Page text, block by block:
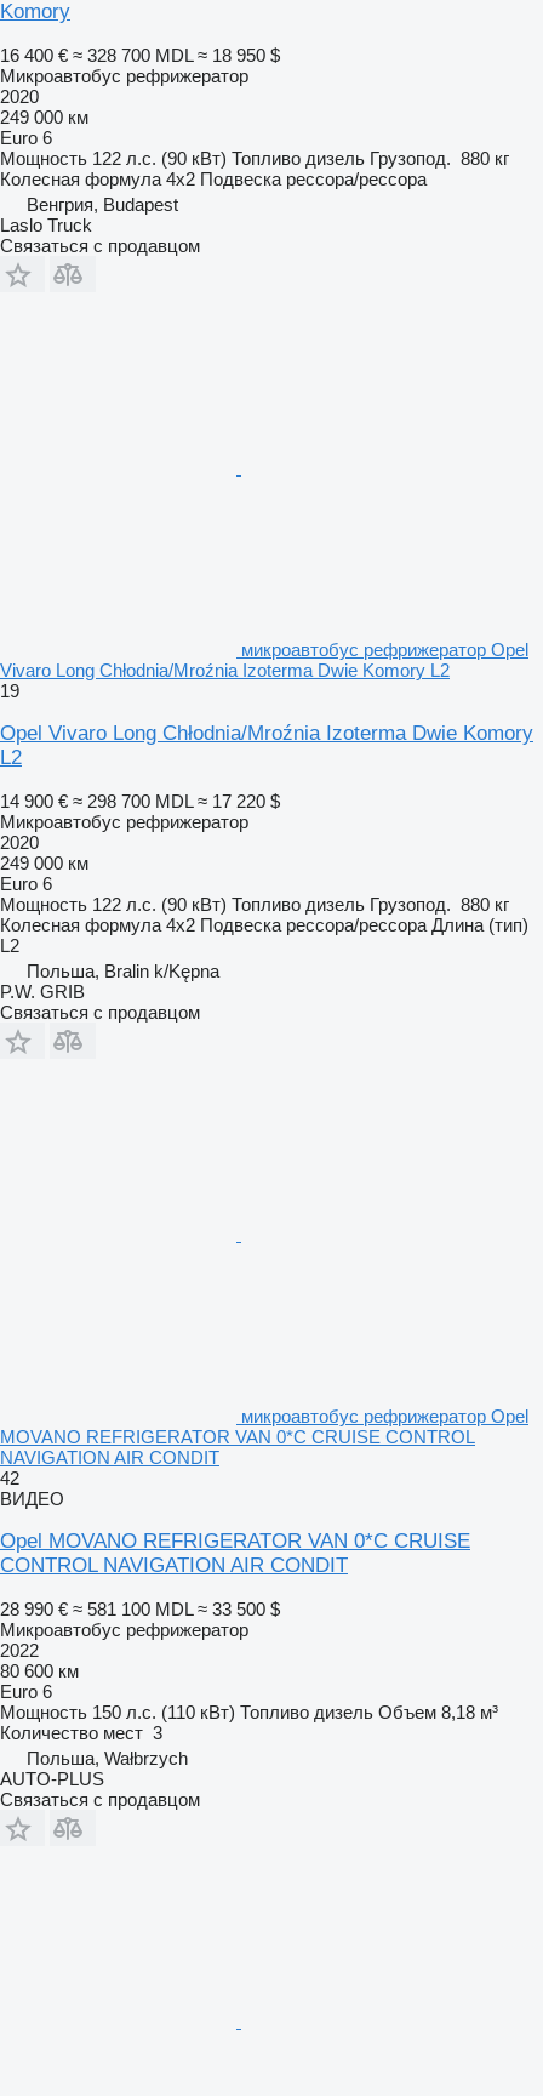
Komory
16 400 € ≈ 328 700 MDL ≈ 18 950 $
Микроавтобус рефрижератор
2020
249 000 км
Euro 6
Мощность 122 л.с. (90 кВт) Топливо дизель Грузопод. 880 кг
Колесная формула 4x2 Подвеска рессора/рессора
Венгрия, Budapest
Laslo Truck
Связаться с продавцом
микроавтобус рефрижератор Opel
Vivaro Long Chłodnia/Mroźnia Izoterma Dwie Komory L2
19
Opel Vivaro Long Chłodnia/Mroźnia Izoterma Dwie Komory
L2
14 900 € ≈ 298 700 MDL ≈ 17 220 $
Микроавтобус рефрижератор
2020
249 000 км
Euro 6
Мощность 122 л.с. (90 кВт) Топливо дизель Грузопод. 880 кг
Колесная формула 4x2 Подвеска рессора/рессора Длина (тип)
L2
Польша, Bralin k/Kępna
P.W. GRIB
Связаться с продавцом
микроавтобус рефрижератор Opel
MOVANO REFRIGERATOR VAN 0*C CRUISE CONTROL
NAVIGATION AIR CONDIT
42
ВИДЕО
Opel MOVANO REFRIGERATOR VAN 0*C CRUISE
CONTROL NAVIGATION AIR CONDIT
28 990 € ≈ 581 100 MDL ≈ 33 500 $
Микроавтобус рефрижератор
2022
80 600 км
Euro 6
Мощность 150 л.с. (110 кВт) Топливо дизель Объем 8,18 м³
Количество мест 3
Польша, Wałbrzych
AUTO-PLUS
Связаться с продавцом